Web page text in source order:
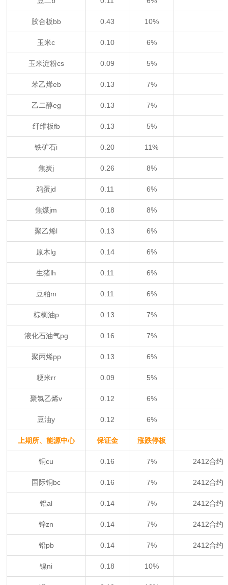
胶合板bb 0.43 10%
玉米c 0.10 6%
玉米淀粉cs 0.09 5%
苯乙烯eb 0.13 7%
乙二醇eg 0.13 7%
纤维板fb 0.13 5%
铁矿石i 0.20 11%
焦炭j 0.26 8%
鸡蛋jd 0.11 6%
焦煤jm 0.18 8%
聚乙烯l 0.13 6%
原木lg 0.14 6%
生猪lh 0.11 6%
豆粕m 0.11 6%
棕榈油p 0.13 7%
液化石油气pg 0.16 7%
聚丙烯pp 0.13 6%
粳米rr 0.09 5%
聚氯乙烯v 0.12 6%
豆油y 0.12 6%
上期所、能源中心 保证金 涨跌停板
铜cu 0.16 7% 2412合约
国际铜bc 0.16 7% 2412合约
铝al 0.14 7% 2412合约
锌zn 0.14 7% 2412合约
铅pb 0.14 7% 2412合约
镍ni 0.18 10%